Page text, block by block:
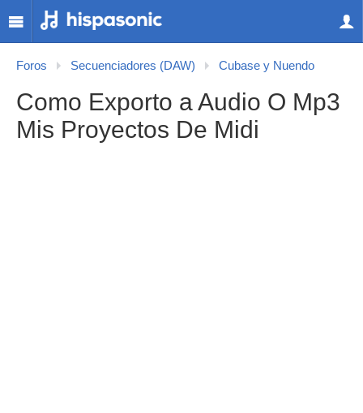
Foros Secuenciadores (DAW) Cubase y Nuendo
Como Exporto a Audio O Mp3
Mis Proyectos De Midi